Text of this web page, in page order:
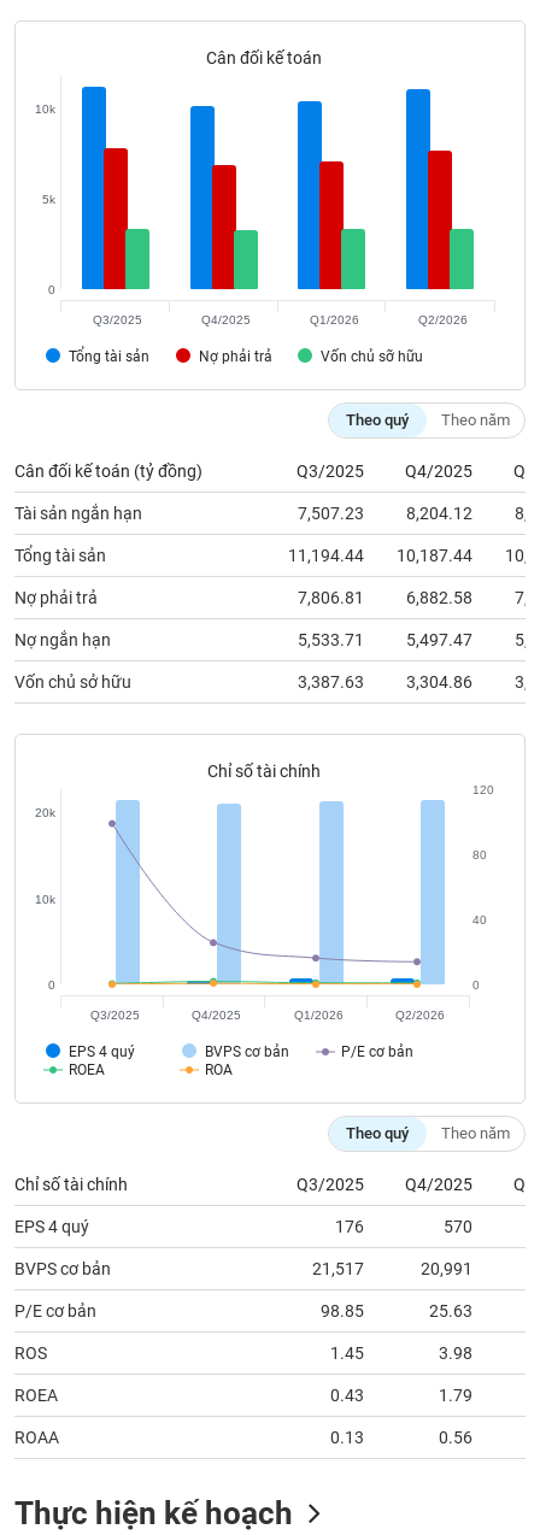
Cân đối kế toán
Tổng tài sản Nợ phải trả Vốn chủ sỡ hữu
0
5k
10k
Q3/2025 Q4/2025 Q1/2026 Q2/2026
Theo quý Theo năm
Cân đối kế toán (tỷ đồng) Q3/2025 Q4/2025
Tài sản ngắn hạn 7,507.23 8,204.12
Tổng tài sản 11,194.44 10,187.44
Nợ phải trả 7,806.81 6,882.58
Nợ ngắn hạn 5,533.71 5,497.47
Vốn chủ sở hữu 3,387.63 3,304.86
Chỉ số tài chính
EPS 4 quý BVPS cơ bản
P/E cơ bản
ROEA
ROA
0
10k
20k
0
40
80
120
Q3/2025 Q4/2025 Q1/2026 Q2/2026
Theo quý Theo năm
Chỉ số tài chính Q3/2025 Q4/2025
EPS 4 quý 176 570
BVPS cơ bản 21,517 20,991
P/E cơ bản 98.85 25.63
ROS 1.45 3.98
ROEA 0.43 1.79
ROAA 0.13 0.56
Thực hiện kế hoạch
(-)
chính
Công
cụ
tư
thông
chính
tài